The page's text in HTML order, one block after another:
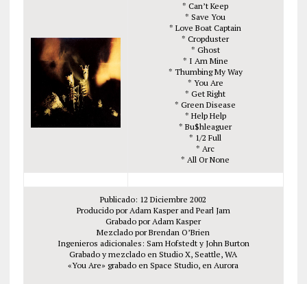
* Can’t Keep
* Save You
* Love Boat Captain
* Cropduster
* Ghost
* I Am Mine
* Thumbing My Way
* You Are
* Get Right
* Green Disease
* Help Help
* Bu$hleaguer
* 1/2 Full
* Arc
* All Or None
Publicado: 12 Diciembre 2002
Producido por Adam Kasper and Pearl Jam
Grabado por Adam Kasper
Mezclado por Brendan O’Brien
Ingenieros adicionales: Sam Hofstedt y John Burton
Grabado y mezclado en Studio X, Seattle, WA
«You Are» grabado en Space Studio, en Aurora